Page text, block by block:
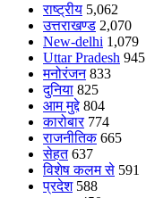
राष्ट्रीय 5,062
उत्तराखण्ड 2,070
New-delhi 1,079
Uttar Pradesh 945
मनोरंजन 833
दुनिया 825
आम मुद्दे 804
कारोबार 774
राजनीतिक 665
सेहत 637
विशेष कलम से 591
प्रदेश 588